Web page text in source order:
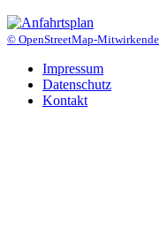
© OpenStreetMap-Mitwirkende
Impressum
Datenschutz
Kontakt